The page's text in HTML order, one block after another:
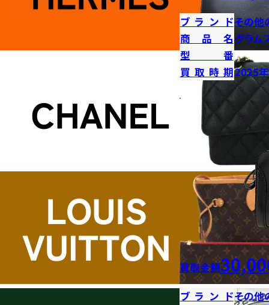
ブランドその他
商品名 グラム
型番
買取時期2025
買取金額
ブランドその他